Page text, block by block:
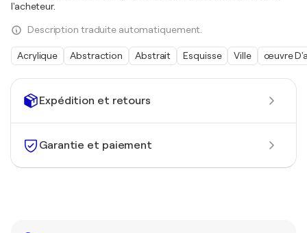
Expédition et retours
Garantie et paiement
l'acheteur.
Description traduite automatiquement.
Acrylique Abstraction Abstrait Esquisse Ville œuvre